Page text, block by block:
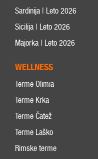
Sardinija | Leto 2026
Sicilija | Leto 2026
Majorka | Leto 2026
WELLNESS
Terme Olimia
Terme Krka
Terme Čatež
Terme Laško
Rimske terme